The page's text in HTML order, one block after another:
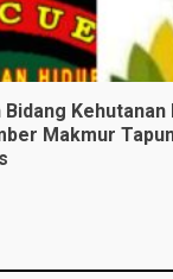
Kehutanan
Makmur